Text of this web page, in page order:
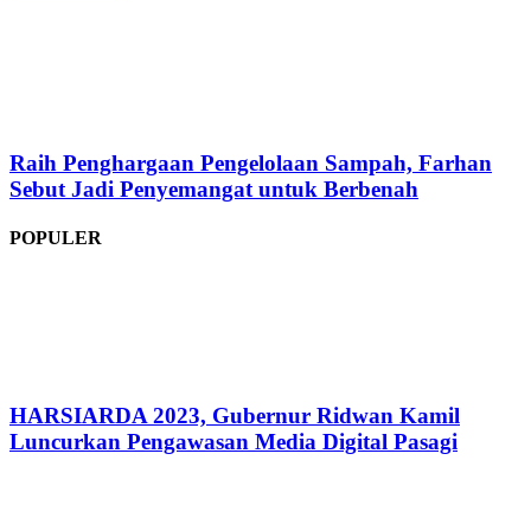
Raih Penghargaan Pengelolaan Sampah, Farhan
Sebut Jadi Penyemangat untuk Berbenah
POPULER
HARSIARDA 2023, Gubernur Ridwan Kamil
Luncurkan Pengawasan Media Digital Pasagi